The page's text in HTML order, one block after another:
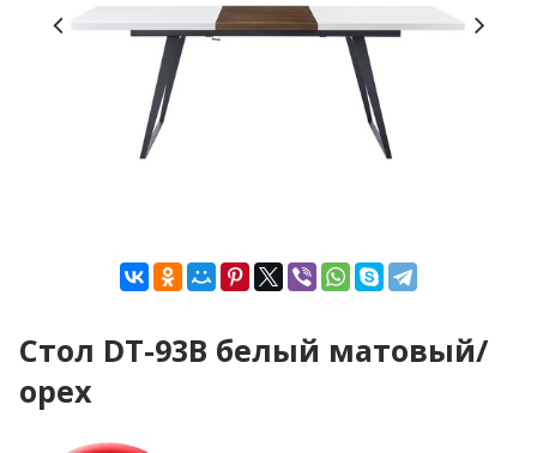
Стол DT-93B белый матовый/
орех